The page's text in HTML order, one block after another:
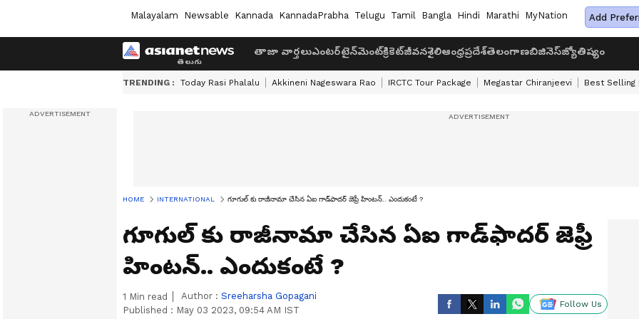
Malayalam Newsable Kannada KannadaPrabha Telugu Tamil Bangla Hindi Marathi MyNation Add
తాజా వార్తలుఎంటర్‌టైన్‌మెంట్క్రికెట్జీవనశైలిఆంధ్రప్రదేశ్తెలంగాణబిజినెస్జ్యోతిష్యం
TRENDING : Today Rasi Phalalu Akkineni Nageswara Rao IRCTC Tour Package Megastar Chiranjeevi Best Selling
HOME INTERNATIONAL గూగుల్ కు రాజీనామా చేసిన ఏఐ గాడ్‌ఫాదర్‌ జెఫ్రీ హింటన్.. ఎందుకంటే ?
గూగుల్ కు రాజీనామా చేసిన ఏఐ గాడ్‌ఫాదర్‌ జెఫ్రీ
హింటన్.. ఎందుకంటే ?
1 Min read Author : Sreeharsha Gopagani
Published : May 03 2023, 09:54 AM IST
Follow Us